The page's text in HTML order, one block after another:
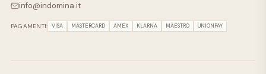
info@indomina.it
PAGAMENTI: VISA MASTERCARD AMEX KLARNA MAESTRO UNIONPAY